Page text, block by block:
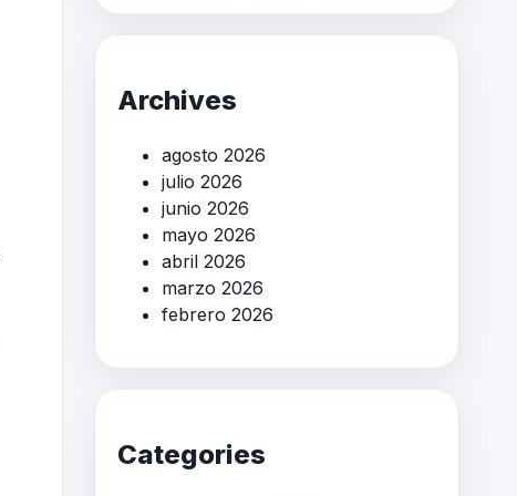
Archives
agosto 2026
julio 2026
junio 2026
mayo 2026
abril 2026
marzo 2026
febrero 2026
Categories